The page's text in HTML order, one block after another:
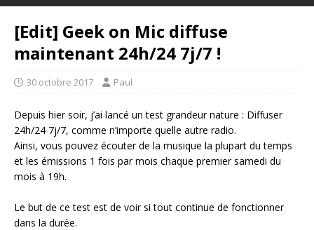
[Edit] Geek on Mic diffuse
maintenant 24h/24 7j/7 !
30 octobre 2017 Paul
Depuis hier soir, j’ai lancé un test grandeur nature : Diffuser
24h/24 7j/7, comme n’importe quelle autre radio.
Ainsi, vous pouvez écouter de la musique la plupart du temps
et les émissions 1 fois par mois chaque premier samedi du
mois à 19h.
Le but de ce test est de voir si tout continue de fonctionner
dans la durée.